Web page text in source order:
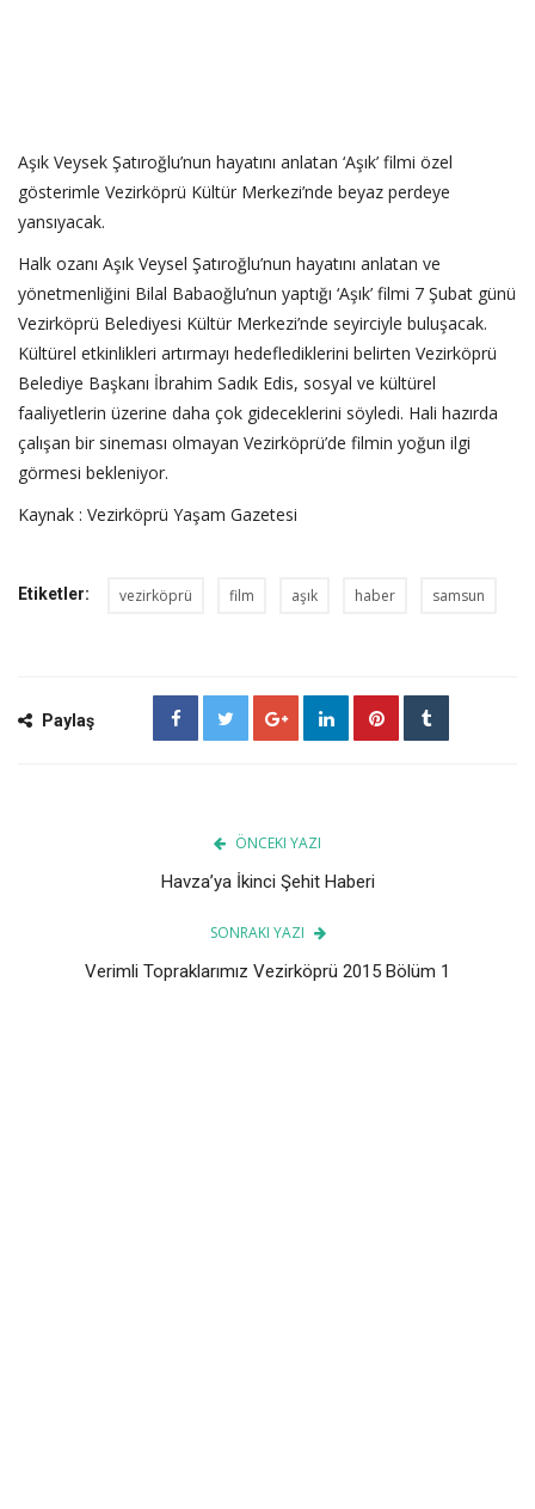
Aşık Veysek Şatıroğlu’nun hayatını anlatan ‘Aşık’ filmi özel
gösterimle Vezirköprü Kültür Merkezi’nde beyaz perdeye
yansıyacak.
Halk ozanı Aşık Veysel Şatıroğlu’nun hayatını anlatan ve
yönetmenliğini Bilal Babaoğlu’nun yaptığı ‘Aşık’ filmi 7 Şubat günü
Vezirköprü Belediyesi Kültür Merkezi’nde seyirciyle buluşacak.
Kültürel etkinlikleri artırmayı hedeflediklerini belirten Vezirköprü
Belediye Başkanı İbrahim Sadık Edis, sosyal ve kültürel
faaliyetlerin üzerine daha çok gideceklerini söyledi. Hali hazırda
çalışan bir sineması olmayan Vezirköprü’de filmin yoğun ilgi
görmesi bekleniyor.
Kaynak : Vezirköprü Yaşam Gazetesi
Etiketler: vezirköprü film aşık haber samsun
Paylaş
ÖNCEKI YAZI
Havza’ya İkinci Şehit Haberi
SONRAKI YAZI
Verimli Topraklarımız Vezirköprü 2015 Bölüm 1